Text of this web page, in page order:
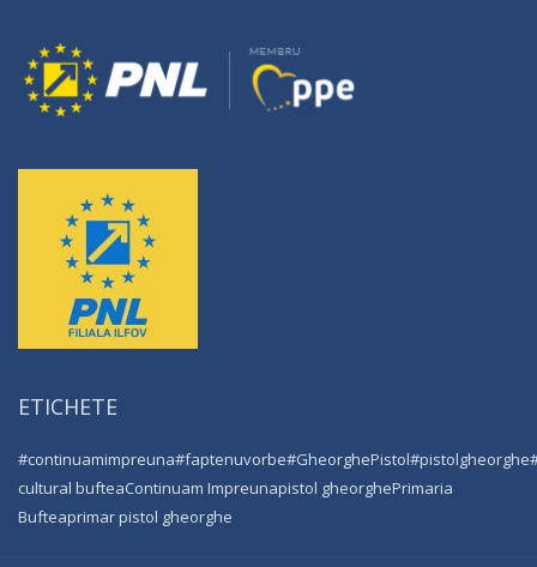
ETICHETE
#continuamimpreuna#faptenuvorbe#GheorghePistol#pistolgheorghe
cultural bufteaContinuam Impreunapistol gheorghePrimaria
Bufteaprimar pistol gheorghe